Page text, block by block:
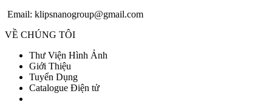
Email: klipsnanogroup@gmail.com
VỀ CHÚNG TÔI
Thư Viện Hình Ảnh
Giới Thiệu
Tuyển Dụng
Catalogue Điện tử